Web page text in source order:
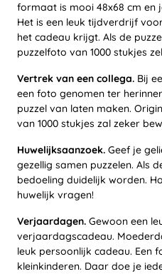
formaat is mooi 48x68 cm en
Het is een leuk tijdverdrijf
het cadeau krijgt. Als de
puzzelfoto van 1000 stukjes
Vertrek van een collega. Bij
een foto genomen ter
puzzel van laten maken.
van 1000 stukjes zal zeker
Huwelijksaanzoek. Geef je
gezellig samen puzzelen. Als
bedoeling duidelijk worden.
huwelijk vragen!
Verjaardagen. Gewoon een
verjaardagscadeau.
leuk persoonlijk cadeau. Een
kleinkinderen. Daar doe je